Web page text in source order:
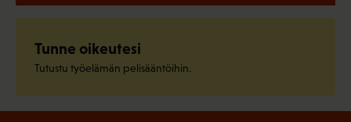
Tunne oikeutesi
Tutustu työelämän pelisääntöihin.